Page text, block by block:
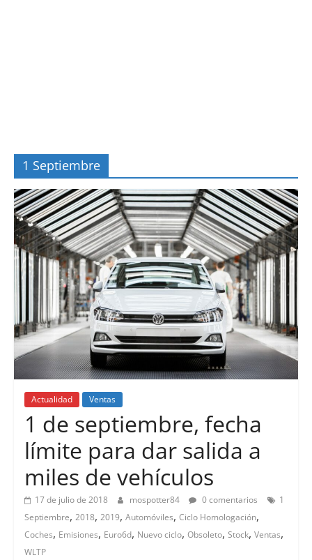
1 Septiembre
Actualidad Ventas
1 de septiembre, fecha
límite para dar salida a
miles de vehículos
17 de julio de 2018 mospotter84 0 comentarios
1
Septiembre, 2018, 2019, Automóviles, Ciclo Homologación,
Coches, Emisiones, Euro6d, Nuevo ciclo, Obsoleto, Stock, Ventas,
WLTP